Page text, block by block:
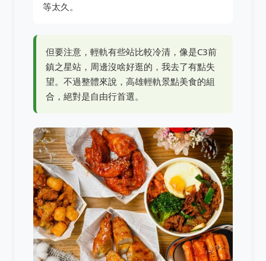
等太久。
但要注意，輕軌有些站比較冷清，像是C3前
鎮之星站，周邊沒啥好逛的，我去了有點失
望。不過整體來說，高雄輕軌景點美食的組
合，絕對是自由行首選。